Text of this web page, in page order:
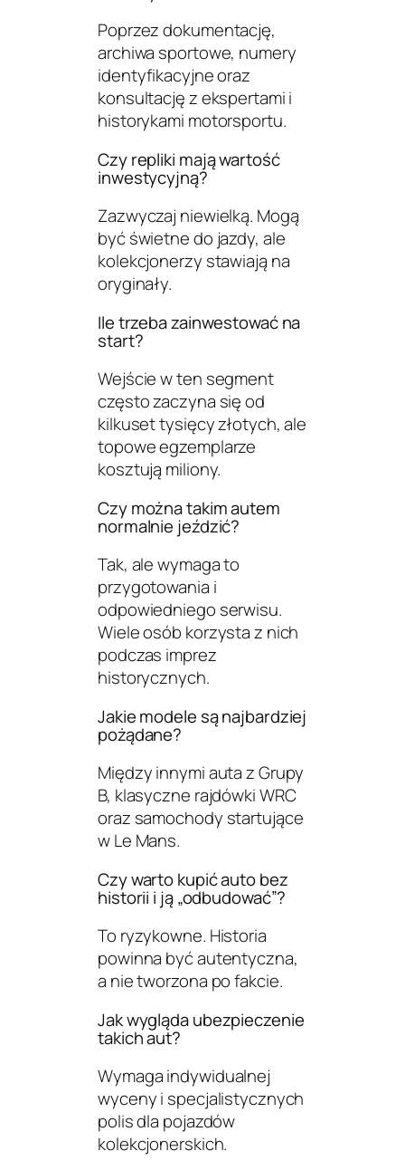
Poprzez dokumentację,
archiwa sportowe, numery
identyfikacyjne oraz
konsultację z ekspertami i
historykami motorsportu.
Czy repliki mają wartość
inwestycyjną?
Zazwyczaj niewielką. Mogą
być świetne do jazdy, ale
kolekcjonerzy stawiają na
oryginały.
Ile trzeba zainwestować na
start?
Wejście w ten segment
często zaczyna się od
kilkuset tysięcy złotych, ale
topowe egzemplarze
kosztują miliony.
Czy można takim autem
normalnie jeździć?
Tak, ale wymaga to
przygotowania i
odpowiedniego serwisu.
Wiele osób korzysta z nich
podczas imprez
historycznych.
Jakie modele są najbardziej
pożądane?
Między innymi auta z Grupy
B, klasyczne rajdówki WRC
oraz samochody startujące
w Le Mans.
Czy warto kupić auto bez
historii i ją „odbudować”?
To ryzykowne. Historia
powinna być autentyczna,
a nie tworzona po fakcie.
Jak wygląda ubezpieczenie
takich aut?
Wymaga indywidualnej
wyceny i specjalistycznych
polis dla pojazdów
kolekcjonerskich.